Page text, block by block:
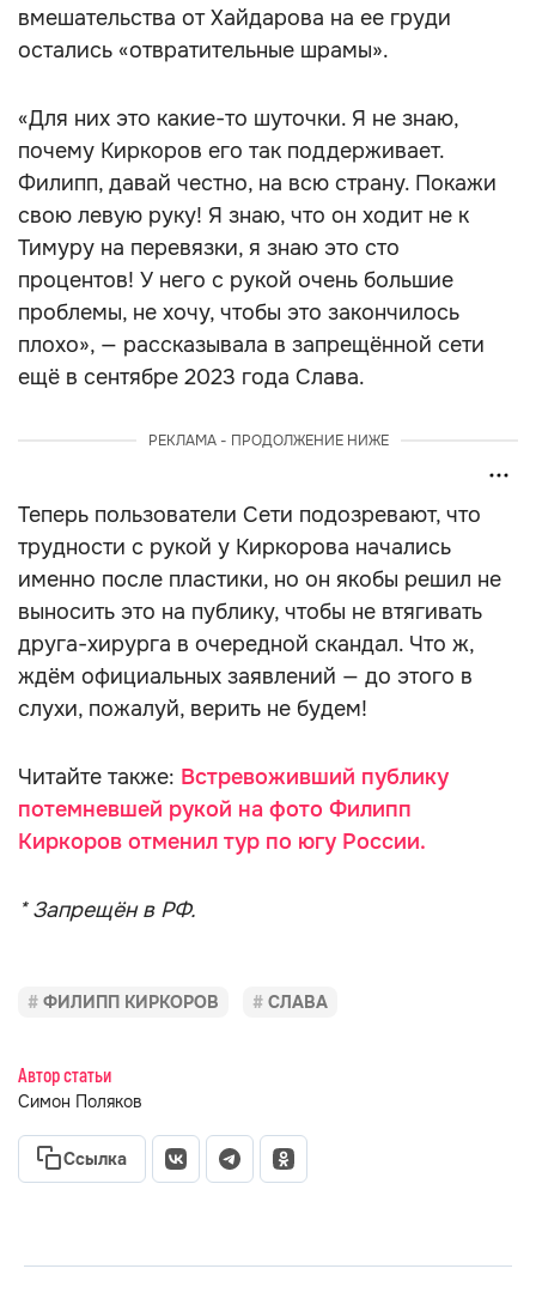
вмешательства от Хайдарова на ее груди
остались «отвратительные шрамы».
«Для них это какие-то шуточки. Я не знаю,
почему Киркоров его так поддерживает.
Филипп, давай честно, на всю страну. Покажи
свою левую руку! Я знаю, что он ходит не к
Тимуру на перевязки, я знаю это сто
процентов! У него с рукой очень большие
проблемы, не хочу, чтобы это закончилось
плохо», — рассказывала в запрещённой сети
ещё в сентябре 2023 года Слава.
РЕКЛАМА - ПРОДОЛЖЕНИЕ НИЖЕ
Теперь пользователи Сети подозревают, что
трудности с рукой у Киркорова начались
именно после пластики, но он якобы решил не
выносить это на публику, чтобы не втягивать
друга-хирурга в очередной скандал. Что ж,
ждём официальных заявлений — до этого в
слухи, пожалуй, верить не будем!
Читайте также: Встревоживший публику
потемневшей рукой на фото Филипп
Киркоров отменил тур по югу России.
* Запрещён в РФ.
ФИЛИПП КИРКОРОВ СЛАВА
Автор статьи
Симон Поляков
Ссылка